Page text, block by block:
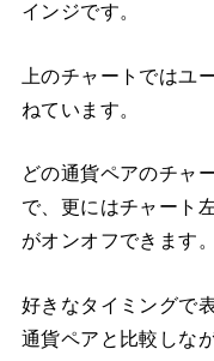
インジです。
上のチャートではユ
ねています。
どの通貨ペアのチャ
で、更にはチャート
がオンオフできます。
好きなタイミングで
通貨ペアと比較しな